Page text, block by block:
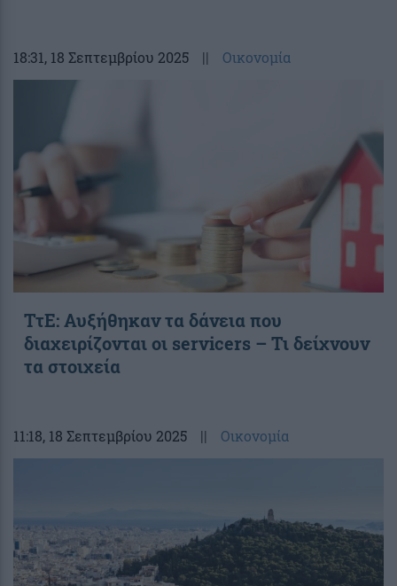
18:31, 18 Σεπτεμβρίου 2025 || Οικονομία
ΤτΕ: Αυξήθηκαν τα δάνεια που
διαχειρίζονται οι servicers – Τι δείχνουν
τα στοιχεία
11:18, 18 Σεπτεμβρίου 2025 || Οικονομία